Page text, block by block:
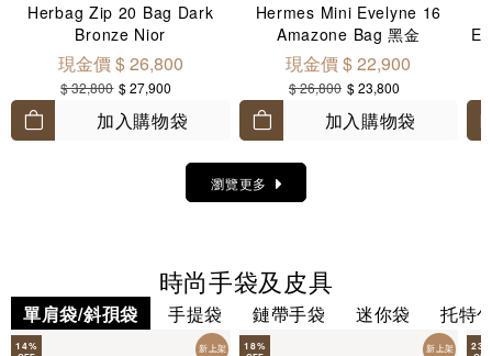
Herbag Zip 20 Bag Dark
Bronze Nior
現金價 $ 26,800
$ 32,800 $ 27,900
加入購物袋
Hermes Mini Evelyne 16
Amazone Bag 黑金
現金價 $ 22,900
$ 26,800 $ 23,800
加入購物袋
瀏覽更多
時尚手袋及皮具
單肩袋/斜孭袋 手提袋 鏈帶手袋 迷你袋 托特
14% 新上架 18% 新上架 23